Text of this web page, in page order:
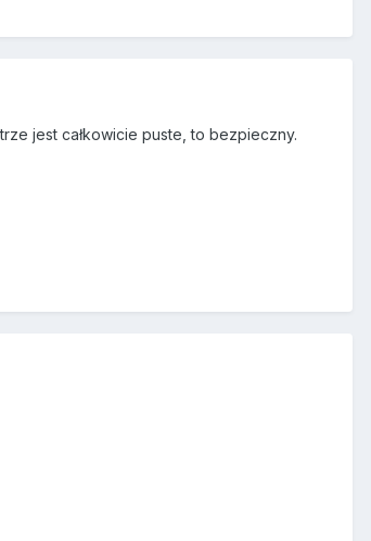
jest całkowicie puste, to bezpieczny.